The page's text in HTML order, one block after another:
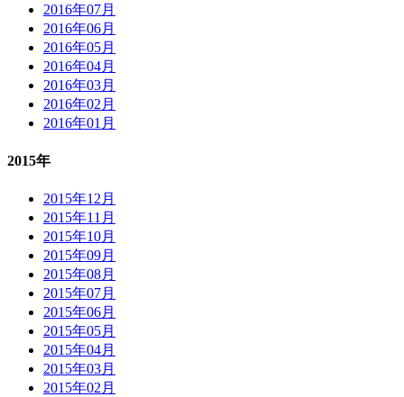
2016年07月
2016年06月
2016年05月
2016年04月
2016年03月
2016年02月
2016年01月
2015年
2015年12月
2015年11月
2015年10月
2015年09月
2015年08月
2015年07月
2015年06月
2015年05月
2015年04月
2015年03月
2015年02月